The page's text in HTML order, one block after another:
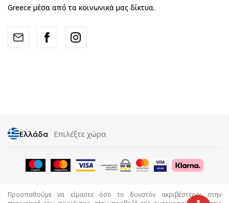
Greece μέσα από τα κοινωνικά μας δίκτυα.
Ελλάδα Επιλέξτε χώρα
Προσπαθούμε να είμαστε όσο το δυνατόν ακριβέστεροι στην